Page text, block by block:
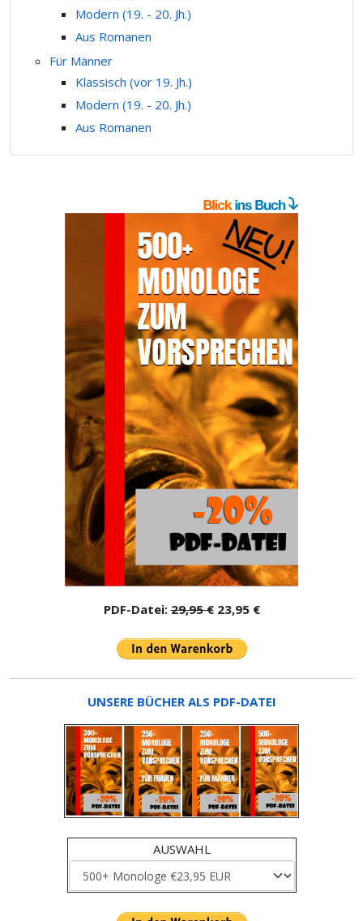
Modern (19. - 20. Jh.)
Aus Romanen
Für Männer
Klassisch (vor 19. Jh.)
Modern (19. - 20. Jh.)
Aus Romanen
PDF-Datei:29,95 €23,95 €
UNSERE BÜCHER ALS PDF-DATEI
AUSWAHL